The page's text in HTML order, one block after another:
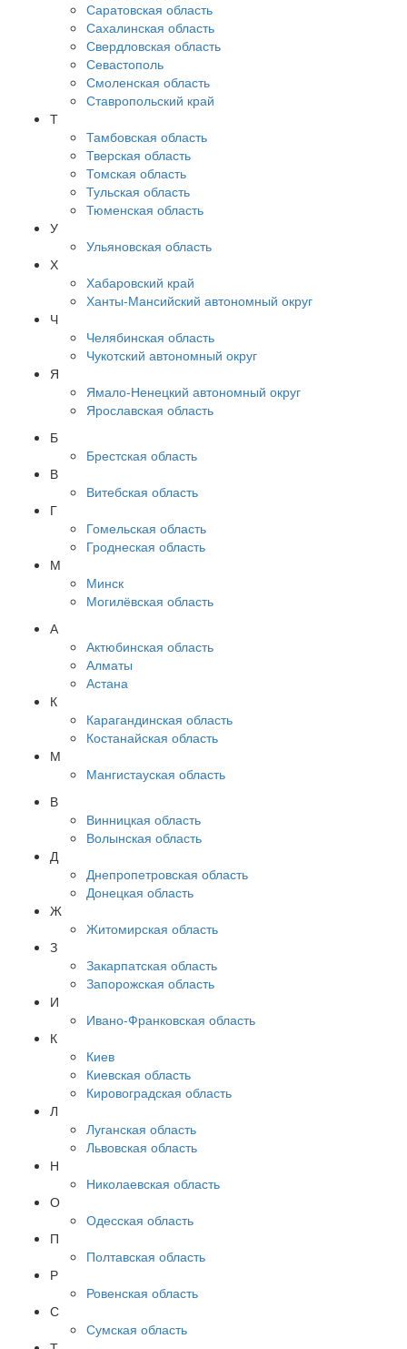
Саратовская область
Сахалинская область
Свердловская область
Севастополь
Смоленская область
Ставропольский край
Т
Тамбовская область
Тверская область
Томская область
Тульская область
Тюменская область
У
Ульяновская область
Х
Хабаровский край
Ханты-Мансийский автономный округ
Ч
Челябинская область
Чукотский автономный округ
Я
Ямало-Ненецкий автономный округ
Ярославская область
Б
Брестская область
В
Витебская область
Г
Гомельская область
Гроднеская область
М
Минск
Могилёвская область
А
Актюбинская область
Алматы
Астана
К
Карагандинская область
Костанайская область
М
Мангистауская область
В
Винницкая область
Волынская область
Д
Днепропетровская область
Донецкая область
Ж
Житомирская область
З
Закарпатская область
Запорожская область
И
Ивано-Франковская область
К
Киев
Киевская область
Кировоградская область
Л
Луганская область
Львовская область
Н
Николаевская область
О
Одесская область
П
Полтавская область
Р
Ровенская область
С
Сумская область